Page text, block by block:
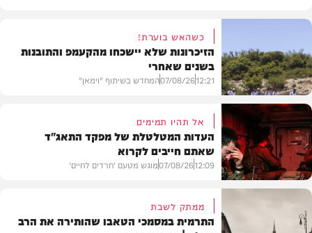
וידאו
כשהאש בוערת!
הזיכרונות שלא יישכחו מהקעמפ והתובנות
בשנים שאחרי
12:21
07/08/26המחדש בשיתוף "וימאן"
אל תהיו תמימים
העדות המטלטלת של מפקד התאג"ד
שאתם חייבים לקרוא
12:09
07/08/26מוגש מטעם 'חרדים לחיים'
ממתק לשבת
התרמית במסמכי הטאבו שהותירה את הרב